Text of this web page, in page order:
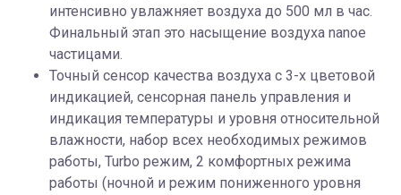
интенсивно увлажняет воздуха до 500 мл в час.
Финальный этап это насыщение воздуха nanoe
частицами.
Точный сенсор качества воздуха с 3-х цветовой
индикацией, сенсорная панель управления и
индикация температуры и уровня относительной
влажности, набор всех необходимых режимов
работы, Turbo режим, 2 комфортных режима
работы (ночной и режим пониженного уровня